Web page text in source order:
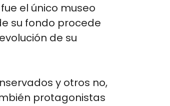
el único museo
su fondo procede
de su
y otros no,
protagonistas